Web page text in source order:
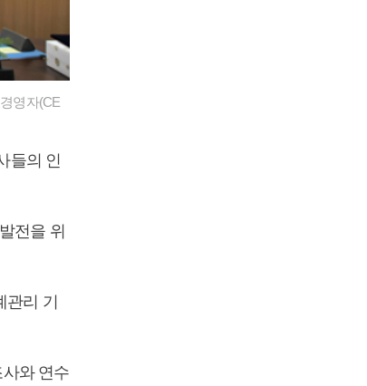
영자(CE
들의 인
전을 위
리 기
와 연수